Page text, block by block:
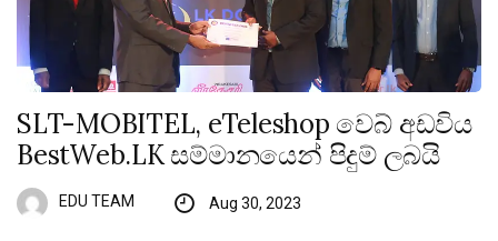
SLT-MOBITEL, eTeleshop වෙබ් අඩවිය
BestWeb.LK සම්මානයෙන් පිදුම් ලබයි
EDU TEAM Aug 30, 2023